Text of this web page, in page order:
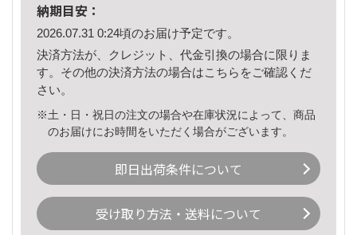
納期目安：
2026.07.31 0:24頃のお届け予定です。
決済方法が、クレジット、代金引換の場合に限りま
す。その他の決済方法の場合はこちら をご確認くだ
さい。
※土・日・祝日の注文の場合や在庫状況によって、商品
のお届けにお時間をいただく場合がございます。
即日出荷条件について
受け取り方法・送料について